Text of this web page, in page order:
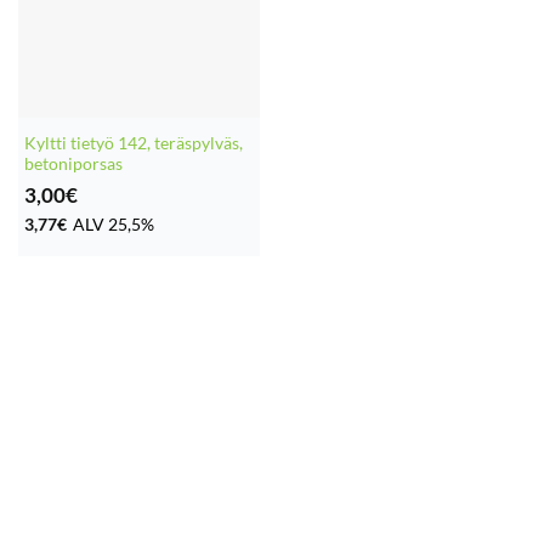
Kyltti tietyö 142, teräspylväs,
betoniporsas
3,00€
3,77€ ALV 25,5%